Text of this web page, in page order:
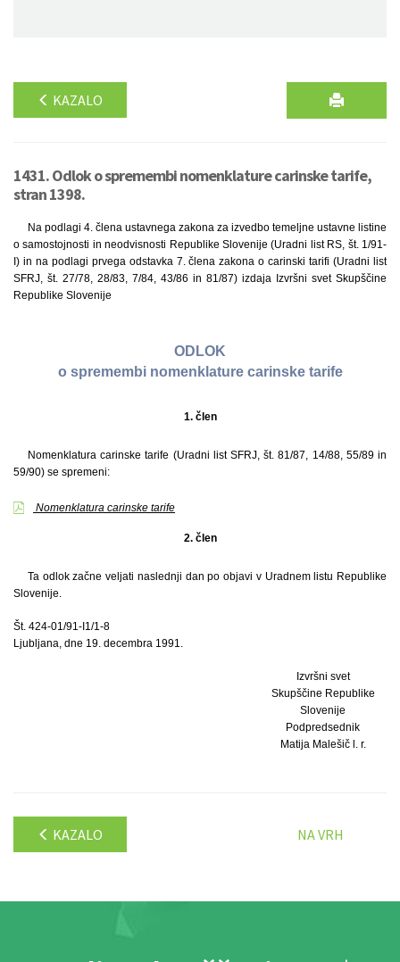
KAZALO
1431. Odlok o spremembi nomenklature carinske tarife,
stran 1398.
Na podlagi 4. člena ustavnega zakona za izvedbo temeljne ustavne listine
o samostojnosti in neodvisnosti Republike Slovenije (Uradni list RS, št. 1/91-
I) in na podlagi prvega odstavka 7. člena zakona o carinski tarifi (Uradni list
SFRJ, št. 27/78, 28/83, 7/84, 43/86 in 81/87) izdaja Izvršni svet Skupščine
Republike Slovenije
ODLOK
o spremembi nomenklature carinske tarife
1. člen
Nomenklatura carinske tarife (Uradni list SFRJ, št. 81/87, 14/88, 55/89 in
59/90) se spremeni:
Nomenklatura carinske tarife
2. člen
Ta odlok začne veljati naslednji dan po objavi v Uradnem listu Republike
Slovenije.
Št. 424-01/91-I1/1-8
Ljubljana, dne 19. decembra 1991.
Izvršni svet
Skupščine Republike
Slovenije
Podpredsednik
Matija Malešič l. r.
KAZALO NA VRH